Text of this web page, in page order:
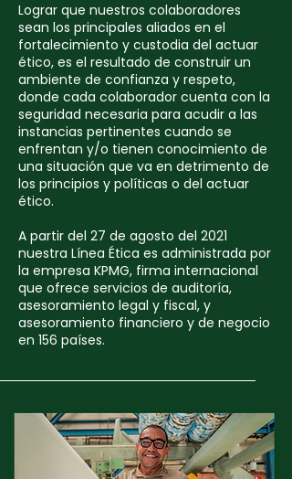
Lograr que nuestros colaboradores
sean los principales aliados en el
fortalecimiento y custodia del actuar
ético, es el resultado de construir un
ambiente de confianza y respeto,
donde cada colaborador cuenta con la
seguridad necesaria para acudir a las
instancias pertinentes cuando se
enfrentan y/o tienen conocimiento de
una situación que va en detrimento de
los principios y políticas o del actuar
ético.
A partir del 27 de agosto del 2021
nuestra Línea Ética es administrada por
la empresa KPMG, firma internacional
que ofrece servicios de auditoría,
asesoramiento legal y fiscal, y
asesoramiento financiero y de negocio
en 156 países.